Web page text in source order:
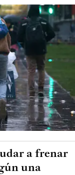
a frenar
una